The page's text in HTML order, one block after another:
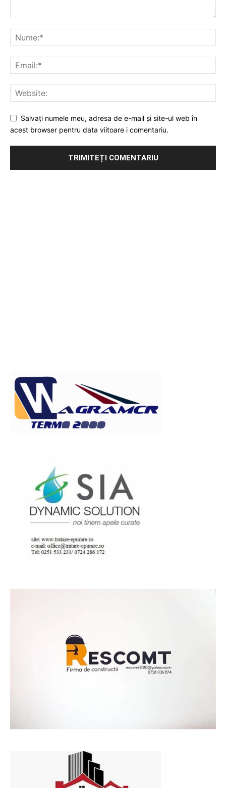
Salvați numele meu, adresa de e-mail și site-ul web în
acest browser pentru data viitoare i comentariu.